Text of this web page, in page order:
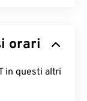
orari
in questi altri